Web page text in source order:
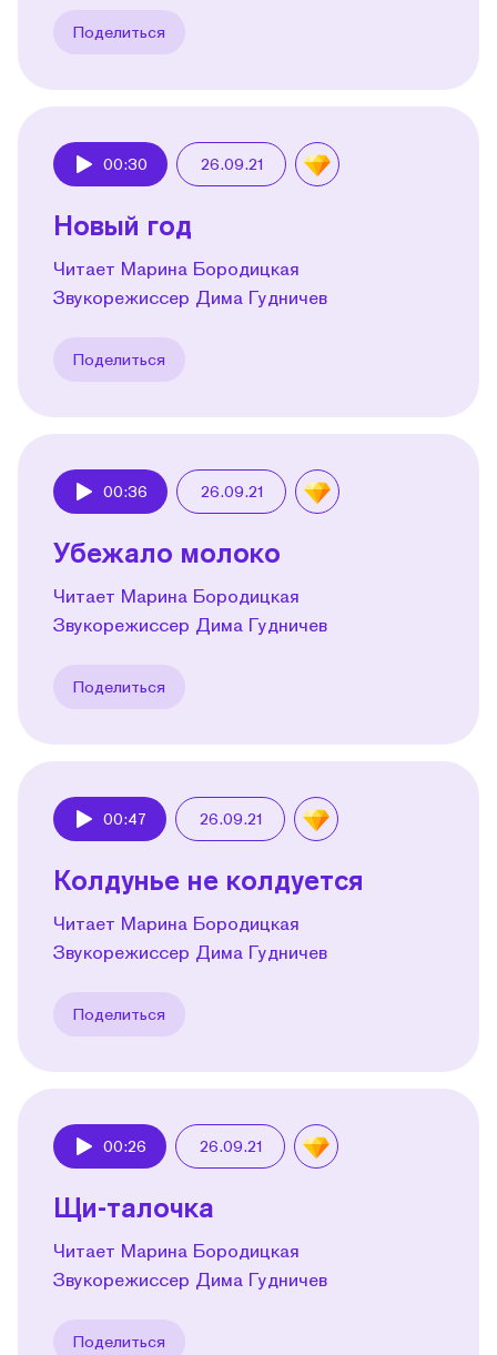
Поделиться
00:30 26.09.21
Новый год
Читает Марина Бородицкая
Звукорежиссер Дима Гудничев
Поделиться
00:36 26.09.21
Убежало молоко
Читает Марина Бородицкая
Звукорежиссер Дима Гудничев
Поделиться
00:47 26.09.21
Колдунье не колдуется
Читает Марина Бородицкая
Звукорежиссер Дима Гудничев
Поделиться
00:26 26.09.21
Щи-талочка
Читает Марина Бородицкая
Звукорежиссер Дима Гудничев
Поделиться